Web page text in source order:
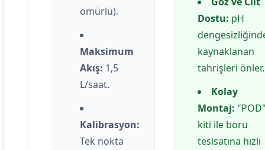
ömürlü).
Maksimum
Akış: 1,5
L/saat.
Kalibrasyon:
Tek nokta
Dostu: pH
kaynaklanan
tahrişleri önler.
Kolay
Montaj:
kiti ile boru
tesisatına hızlı